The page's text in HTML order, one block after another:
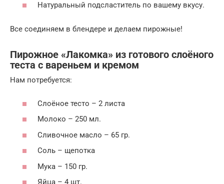
Натуральный подсластитель по вашему вкусу.
Все соединяем в блендере и делаем пирожные!
Пирожное «Лакомка» из готового слоёного
теста с вареньем и кремом
Нам потребуется:
Слоёное тесто – 2 листа
Молоко – 250 мл.
Сливочное масло – 65 гр.
Соль – щепотка
Мука – 150 гр.